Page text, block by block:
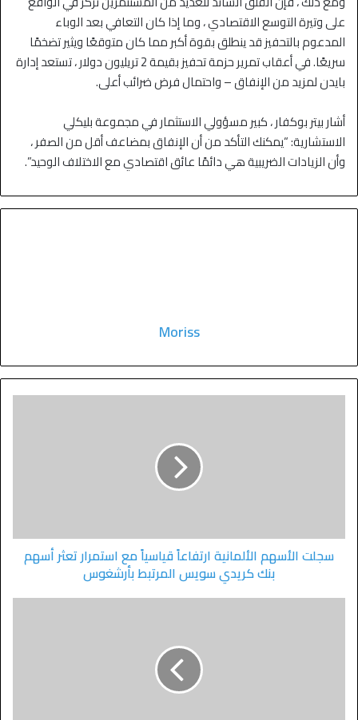
على وتيرة التوسع الاقتصادي ، وما إذا كان التعافي بعد الوباء
المدعوم بالتحفيز قد ينطلق بقوة أكبر مما كان متوقعًا ويثير تضخمًا
سريعًا. في أعقاب تمرير حزمة تحفيز بقيمة 2 تريليون دولار ، تستعد إدارة
بايدن لمزيد من الإنفاق – واحتمال فرض ضرائب أعلى.
أشار بيتر بوكفار ، كبير مسؤولي الاستثمار في مجموعة بليكلي
الاستشارية: “يمكنك التأكد من أن الإنفاق بمضاعف أقل من الصفر ،
وأن الزيادات الضريبية هي دائمًا عائق اقتصادي مع الاختلاف الوحيد”.
Moriss
سجلت الأسهم الألمانية ارتفاعاً قياسياً مع استمرار تعثر أسهم
بنك كريدي سويس المرتبط بأرشغوس